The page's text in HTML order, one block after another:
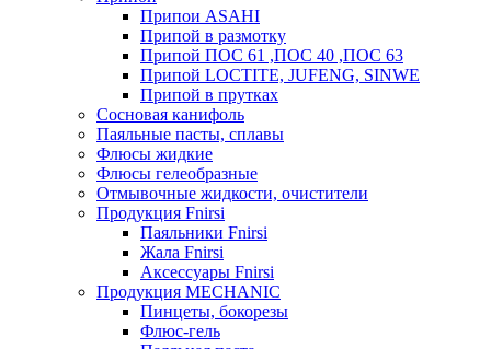
Припои ASAHI
Припой в размотку
Припой ПОС 61 ,ПОС 40 ,ПОС 63
Припой LOCTITE, JUFENG, SINWE
Припой в прутках
Сосновая канифоль
Паяльные пасты, сплавы
Флюсы жидкие
Флюсы гелеобразные
Отмывочные жидкости, очистители
Продукция Fnirsi
Паяльники Fnirsi
Жала Fnirsi
Аксессуары Fnirsi
Продукция MECHANIC
Пинцеты, бокорезы
Флюс-гель